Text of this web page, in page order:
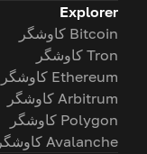
Explorer
Bitcoin کاوشگر
Tron کاوشگر
Ethereum کاوشگر
Arbitrum کاوشگر
Polygon کاوشگر
Avalanche کاوشگر